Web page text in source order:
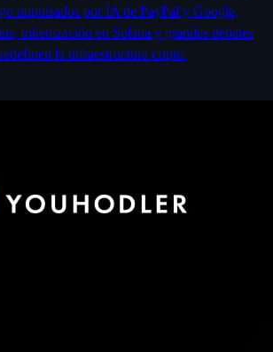
impulsados por IA de PayPal y Google,
tokenización en Solana y grandes debates
la infraestructura cripto.